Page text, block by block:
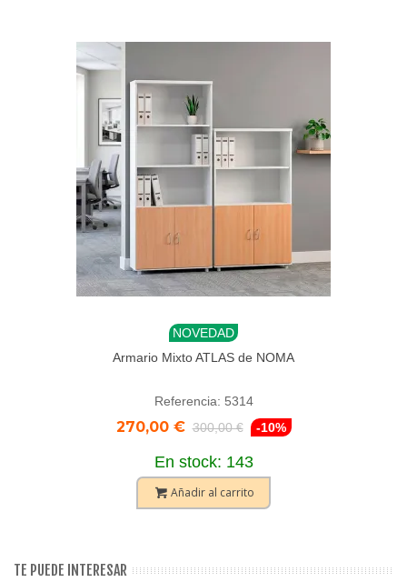
NOVEDAD
Armario Mixto ATLAS de NOMA
Referencia: 5314
270,00 € 300,00 € -10%
En stock: 143
Añadir al carrito
TE PUEDE INTERESAR